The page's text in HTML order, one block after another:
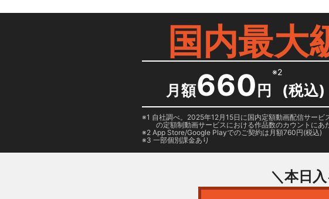
国内最大
月額660 円
※2
(税込)
1 自社調べ。2025年12月15日に国内定額動画配信サー
の定額制動画サービスにおける作品数のカウントにあ
2 App Store/Google Playでのご契約は月額760円(税込)
3 一部個別課金あり
＼本日